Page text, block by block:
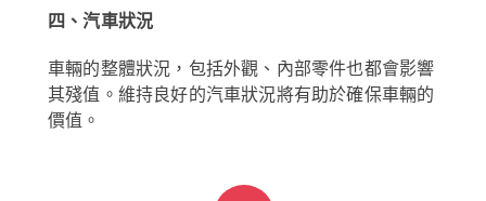
四、汽車狀況
車輛的整體狀況，包括外觀、內部零件也都會影響
其殘值。維持良好的汽車狀況將有助於確保車輛的
價值。